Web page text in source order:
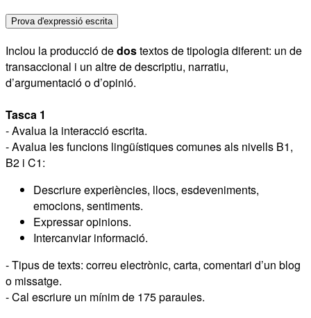
Prova d'expressió escrita
Inclou la producció dedostextos de tipologia diferent: un de
transaccional i un altre de descriptiu, narratiu,
d’argumentació o d’opinió.
Tasca 1
- Avalua la interacció escrita.
- Avalua les funcions lingüístiques comunes als nivells B1,
B2 i C1:
Descriure experiències, llocs, esdeveniments,
emocions, sentiments.
Expressar opinions.
Intercanviar informació.
- Tipus de texts: correu electrònic, carta, comentari d’un blog
o missatge.
- Cal escriure un mínim de 175 paraules.